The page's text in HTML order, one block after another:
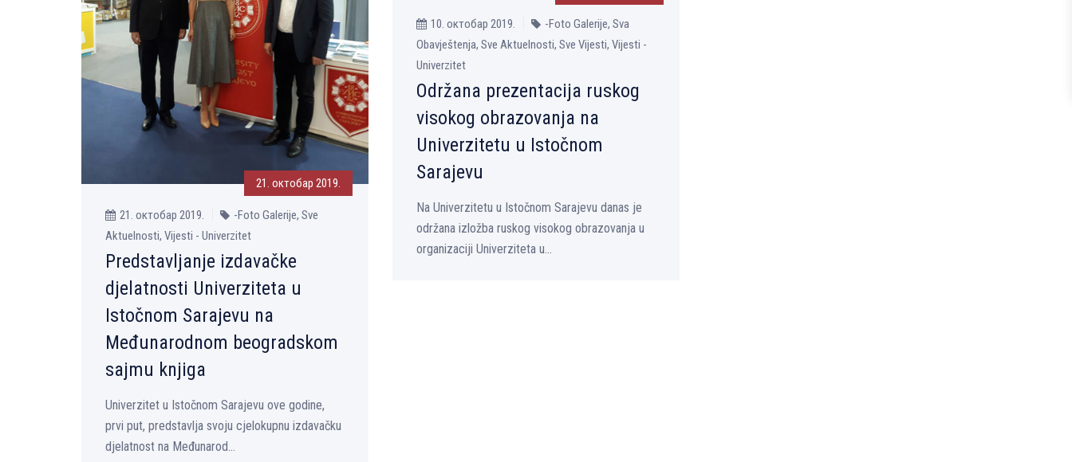
21. октобар 2019.
21. октобар 2019.
-Foto Galerije, Sve
Aktuelnosti, Vijesti - Univerzitet
Predstavlјanje izdavačke
djelatnosti Univerziteta u
Istočnom Sarajevu na
Međunarodnom beogradskom
sajmu knjiga
Univerzitet u Istočnom Sarajevu ove godine,
prvi put, predstavlјa svoju cjelokupnu izdavačku
djelatnost na Međunarod...
10. октобар 2019.
-Foto Galerije, Sva
Obavještenja, Sve Aktuelnosti, Sve Vijesti, Vijesti -
Univerzitet
Održana prezentacija ruskog
visokog obrazovanja na
Univerzitetu u Istočnom
Sarajevu
Na Univerzitetu u Istočnom Sarajevu danas je
održana izložba ruskog visokog obrazovanja u
organizaciji Univerziteta u...